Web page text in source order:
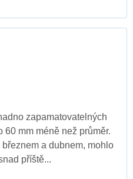
zapamatovatelných
60 mm méně než průměr.
a dubnem, mohlo
příště...